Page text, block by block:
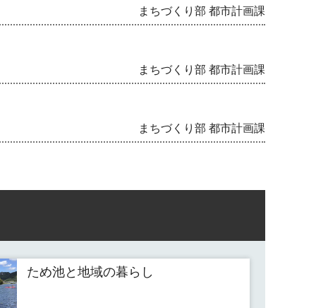
まちづくり部 都市計画課
まちづくり部 都市計画課
まちづくり部 都市計画課
ため池と地域の暮らし